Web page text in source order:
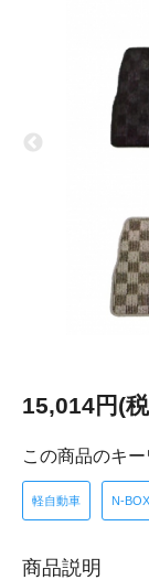
15,014円(
この商品のキー
軽自動車 N-BOX
商品説明